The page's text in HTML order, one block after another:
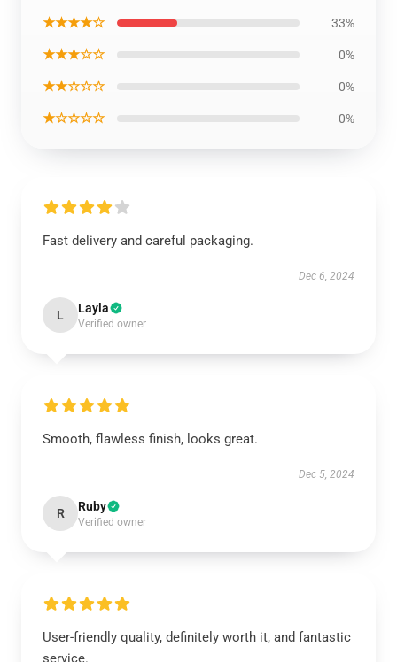
★★★★☆ 33%
★★★☆☆ 0%
★★☆☆☆ 0%
★☆☆☆☆ 0%
Fast delivery and careful packaging.
Dec 6, 2024
L Layla
Verified owner
Smooth, flawless finish, looks great.
Dec 5, 2024
R Ruby
Verified owner
User-friendly quality, definitely worth it, and fantastic
service.